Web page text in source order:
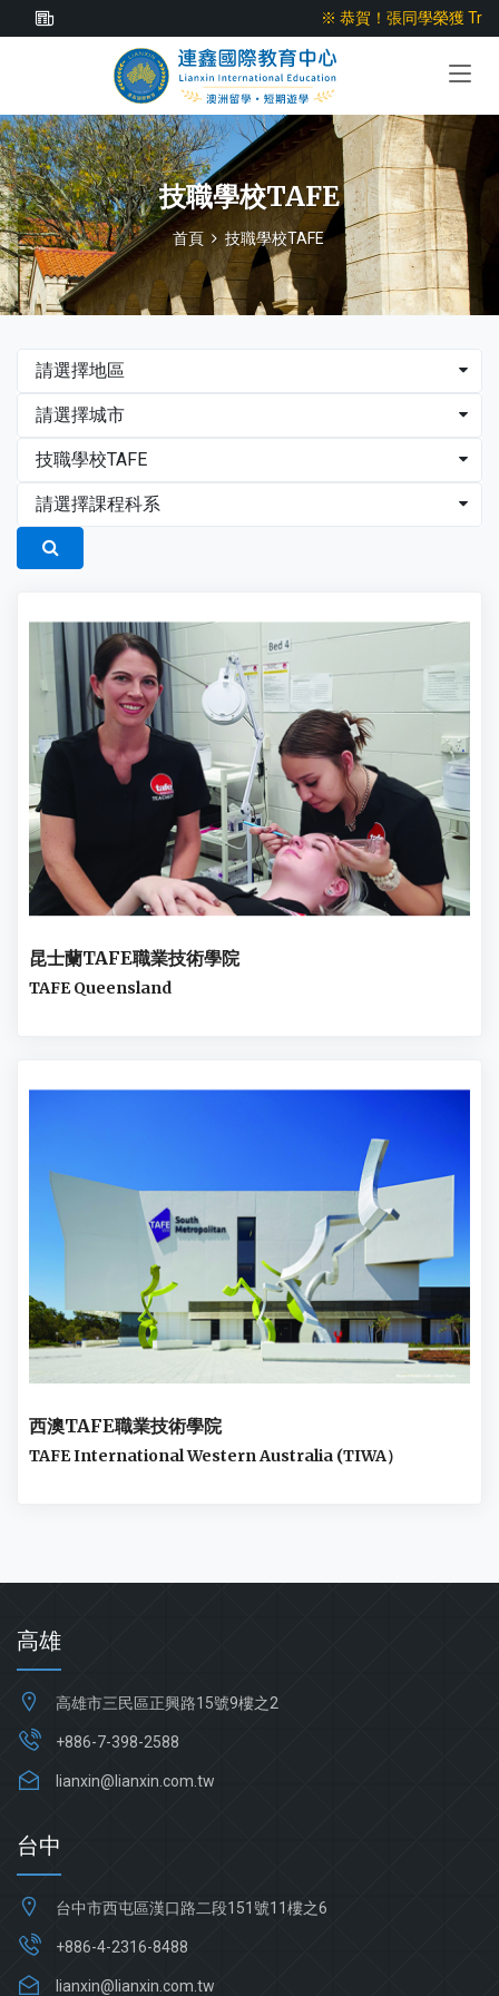
※ 恭賀！張同學榮獲
※ 恭賀！張同學榮獲
技職學校TAFE
首頁 技職學校TAFE
請選擇地區
請選擇城市
技職學校TAFE
請選擇課程科系
TAFE Queensland
昆士蘭TAFE職業技術學院
TAFE International Western Australia (TIWA）
西澳TAFE職業技術學院
高雄
高雄市三民區正興路15號9樓之2
+886-7-398-2588
lianxin@lianxin.com.tw
台中
台中市西屯區漢口路二段151號11樓之6
+886-4-2316-8488
lianxin@lianxin.com.tw